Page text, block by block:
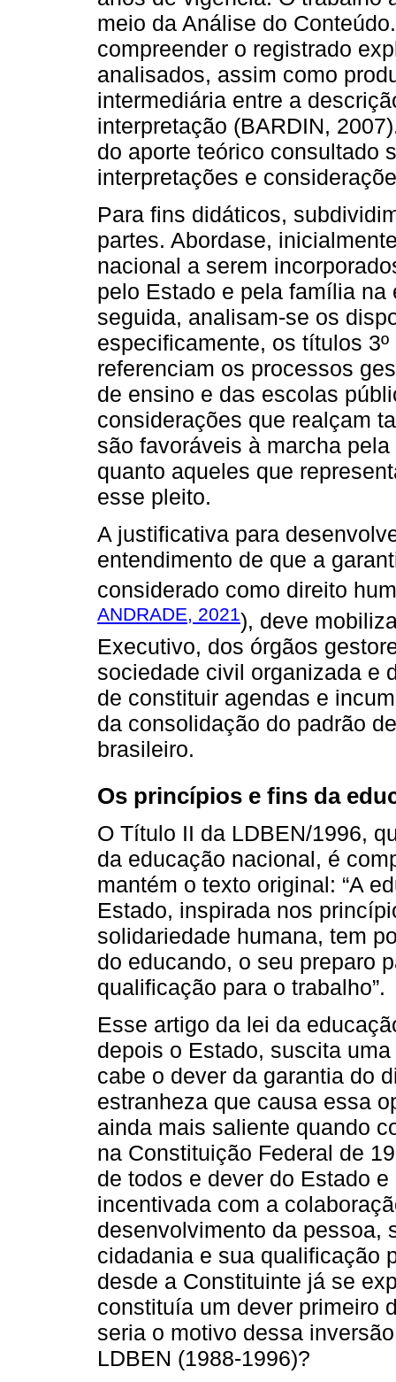
meio da Análise do
compreender o registrado
analisados, assim como
intermediária entre a
interpretação (BARDIN,
do aporte teórico consultado
interpretações e
Para fins didáticos,
partes. Abordase,
nacional a serem
pelo Estado e pela família
seguida, analisam-se os
especificamente, os títulos
referenciam os processos
de ensino e das escolas
considerações que realçam
são favoráveis à marcha
quanto aqueles que
esse pleito.
A justificativa para
entendimento de que a
considerado como direito
ANDRADE, 2021), deve
Executivo, dos órgãos
sociedade civil organizada e
de constituir agendas e
da consolidação do padrão
brasileiro.
Os princípios e fins da
O Título II da LDBEN/1996,
da educação nacional, é
mantém o texto original: “A
Estado, inspirada nos
solidariedade humana, tem
do educando, o seu preparo
qualificação para o trabalho”.
Esse artigo da lei da
depois o Estado, suscita
cabe o dever da garantia do
estranheza que causa essa
ainda mais saliente quando
na Constituição Federal de
de todos e dever do Estado
incentivada com a
desenvolvimento da pessoa,
cidadania e sua qualificação
desde a Constituinte já se
constituía um dever primeiro
seria o motivo dessa
LDBEN (1988-1996)?